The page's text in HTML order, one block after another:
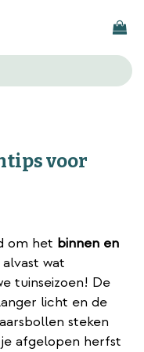
voor
om het binnen en
wat
tuinseizoen! De
licht en de
steken
afgelopen herfst